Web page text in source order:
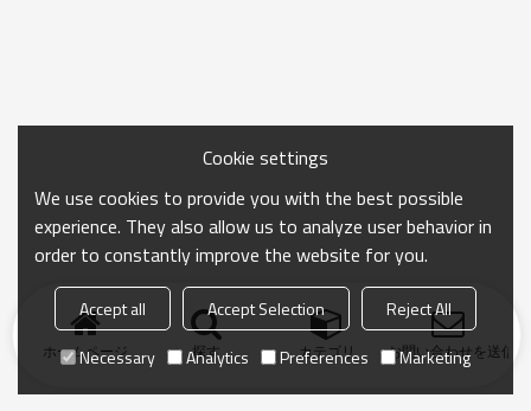
ホームページ 探す カテゴリ お問い合わせを送信
Cookie settings
We use cookies to provide you with the best possible
experience. They also allow us to analyze user behavior in
order to constantly improve the website for you.
Accept all Accept Selection
Reject All
Necessary
Analytics Preferences Marketing